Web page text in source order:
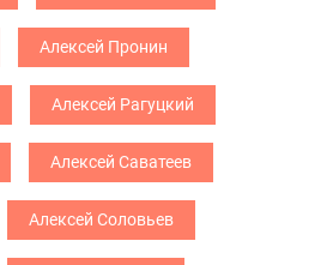
Алексей Пронин
Алексей Рагуцкий
Алексей Саватеев
Алексей Соловьев